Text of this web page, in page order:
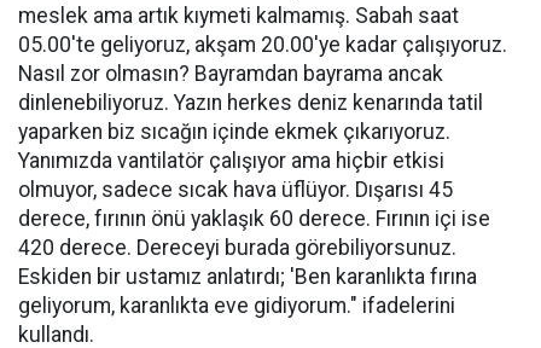
meslek ama artık kıymeti kalmamış. Sabah saat
05.00'te geliyoruz, akşam 20.00'ye kadar çalışıyoruz.
Nasıl zor olmasın? Bayramdan bayrama ancak
dinlenebiliyoruz. Yazın herkes deniz kenarında tatil
yaparken biz sıcağın içinde ekmek çıkarıyoruz.
Yanımızda vantilatör çalışıyor ama hiçbir etkisi
olmuyor, sadece sıcak hava üflüyor. Dışarısı 45
derece, fırının önü yaklaşık 60 derece. Fırının içi ise
420 derece. Dereceyi burada görebiliyorsunuz.
Eskiden bir ustamız anlatırdı; 'Ben karanlıkta fırına
geliyorum, karanlıkta eve gidiyorum." ifadelerini
kullandı.